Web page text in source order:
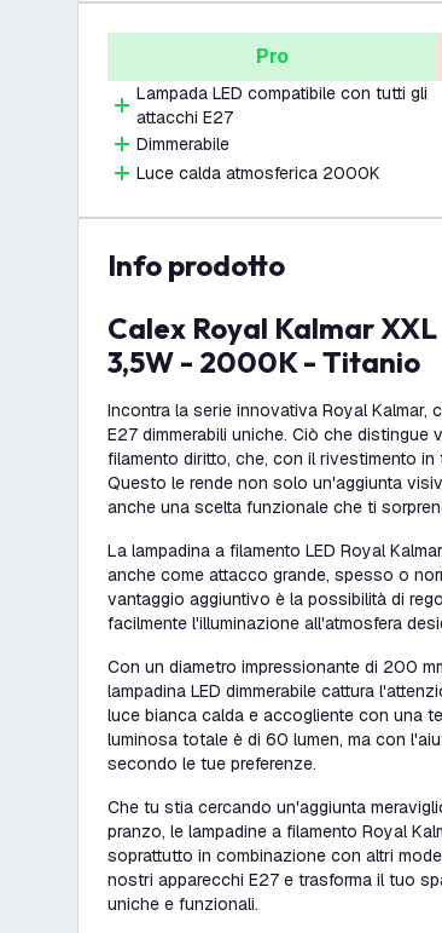
Pro
Lampada LED compatibile con tutti gli
attacchi E27
Dimmerabile
Luce calda atmosferica 2000K
info prodotto
Calex Royal Kalmar XXL Lampadina LED - E27 -
3,5W - 2000K - Titanio
Incontra la serie innovativa Royal Kalmar,
E27 dimmerabili uniche. Ciò che distingue
filamento diritto, che, con il rivestimento
Questo le rende non solo un'aggiunta
anche una scelta funzionale che ti
La lampadina a filamento LED Royal
anche come attacco grande, spesso o
vantaggio aggiuntivo è la possibilità di
facilmente l'illuminazione all'atmosfera
Con un diametro impressionante di 200
lampadina LED dimmerabile cattura
luce bianca calda e accogliente con una
luminosa totale è di 60 lumen, ma con
secondo le tue preferenze.
Che tu stia cercando un'aggiunta
pranzo, le lampadine a filamento Royal
soprattutto in combinazione con altri
nostri apparecchi E27 e trasforma il tuo
uniche e funzionali.